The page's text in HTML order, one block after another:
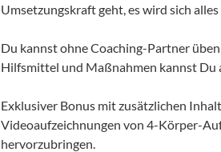
Umsetzungskraft geht, es wird sich
Du kannst ohne Coaching-Partner
Hilfsmittel und Maßnahmen kannst Du
Exklusiver Bonus mit zusätzlichen
Videoaufzeichnungen von 4-Körper-
hervorzubringen.